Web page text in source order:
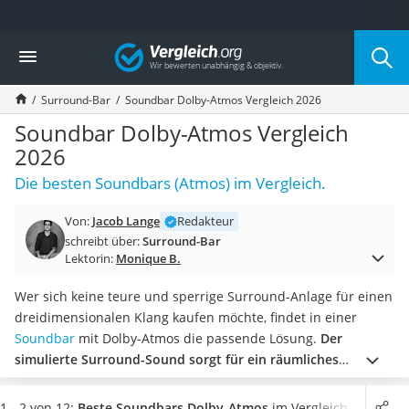
Die beliebtesten Vergleiche nach Kategorie
Elektronik
Powerstation
Monitor 32 Zoll 4K
Fernseher
Drucker
Desktop-PC
Monitor
Laser-Multifunktionsdrucker
Powerline-Adapter
Powerstation mit Solarpanel
Gaming-PC
Soundbar
17-Zoll-Laptop
Satellitenschüssel
Gaming-Headset
Vergleich
Surround-Bar Soundbar Dolby-Atmos Vergleich 2026
Soundbar Dolby-Atmos Vergleich
2026
Die besten Soundbars (Atmos) im Vergleich.
Von: Jacob Lange
Redakteur
schreibt über:Surround-Bar
Lektorin: Monique B.
Wer sich keine teure und sperrige Surround-Anlage für einen
dreidimensionalen Klang kaufen möchte, findet in einer
Soundbar mit Dolby-Atmos die passende Lösung. Der
simulierte Surround-Sound sorgt für ein räumliches
Hörerlebnis und hebt das „Mittendrin-statt-nur-dabei-
Gefühl“ auf eine ganz neue Ebene. Machen Sie es sich für